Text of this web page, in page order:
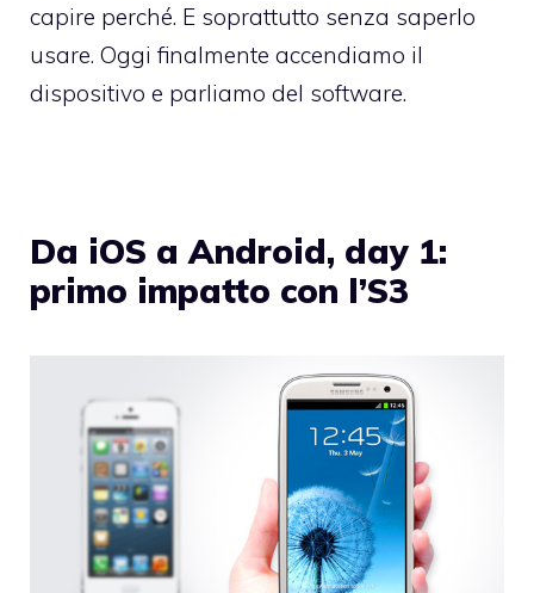
capire perché. E soprattutto senza saperlo
usare. Oggi finalmente accendiamo il
dispositivo e parliamo del software.
Da iOS a Android, day 1:
primo impatto con l’S3